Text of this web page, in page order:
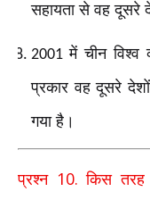
सहायता से वह दूसरे
2001में चीन विश्व
प्रकार वह दूसरे
गया है।
प्रश्न 10.किस तरह